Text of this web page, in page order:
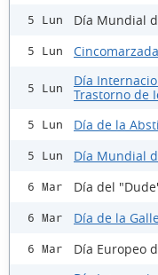
5 Lun Día Mundial
5 Lun Cincomarzada
5 Lun
Día
Trastorno de
5 Lun Día de la
5 Lun Día Mundial
6 Mar Día del
6 Mar Día de la
6 Mar Día Europeo